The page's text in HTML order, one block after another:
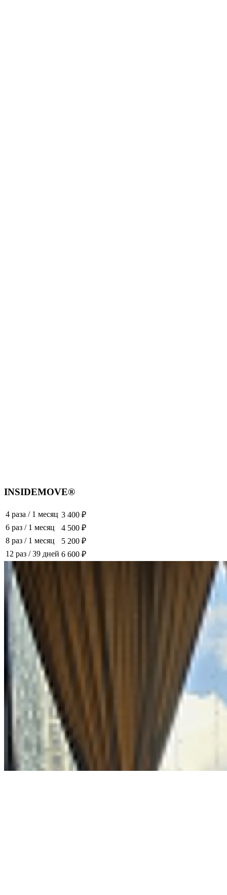
INSIDEMOVE®
4 раза / 1 месяц 3 400 ₽
6 раз / 1 месяц
4 500 ₽
8 раз / 1 месяц
5 200 ₽
12 раз /39 дней 6 600 ₽